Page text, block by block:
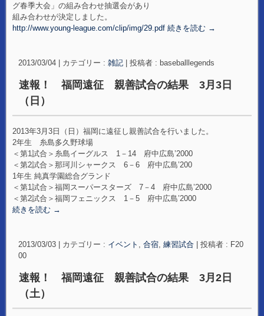
グ春季大会」の組み合わせ抽選会があり
組み合わせが決定しました。
http://www.young-league.com/clip/img/29.pdf 続きを読む →
2013/03/04 カテゴリー : 雑記 投稿者 : baseballlegends
速報！ 福岡遠征 親善試合の結果 3月3日
（日）
2013年3月3日（日）福岡に遠征し親善試合を行いました。
2年生 糸島多久野球場
＜第1試合＞糸島イーグルス 1－14 府中広島’2000
＜第2試合＞那珂川シャークス 6－6 府中広島’200
1年生 純真学園総合グランド
＜第1試合＞福岡スーパースターズ 7－4 府中広島’2000
＜第2試合＞福岡フェニックス 1－5 府中広島’2000
続きを読む →
2013/03/03 カテゴリー : イベント , 合宿, 練習試合
投稿者 : F20
00
速報！ 福岡遠征 親善試合の結果 3月2日
（土）